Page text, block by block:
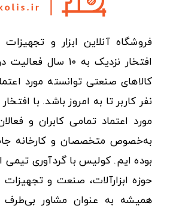
فروشگاه آنلاین ابزار و
افتخار نزدیک به ۱۰
نفر کاربر تا به امروز باشد. با
مورد اعتماد تمامی کابران و
به‌خصوص متخصصان و کارخانه
بوده ایم. کولیس با گردآوری تیمی
حوزه ابزارآلات، صنعت و
همیشه به عنوان مشاور بی‌طرف